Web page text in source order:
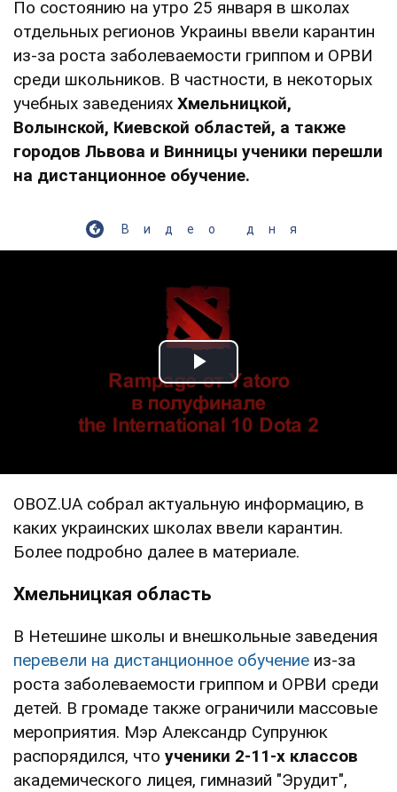
По состоянию на утро 25 января в школах
отдельных регионов Украины ввели карантин
из-за роста заболеваемости гриппом и ОРВИ
среди школьников. В частности, в некоторых
учебных заведениях Хмельницкой,
Волынской, Киевской областей, а также
городов Львова и Винницы ученики перешли
на дистанционное обучение.
Видео дня
Play Video
OBOZ.UA собрал актуальную информацию, в
каких украинских школах ввели карантин.
Более подробно далее в материале.
Хмельницкая область
В Нетешине школы и внешкольные заведения
перевели на дистанционное обучение из-за
роста заболеваемости гриппом и ОРВИ среди
детей. В громаде также ограничили массовые
мероприятия. Мэр Александр Супрунюк
распорядился, что ученики 2-11-х классов
академического лицея, гимназий "Эрудит",